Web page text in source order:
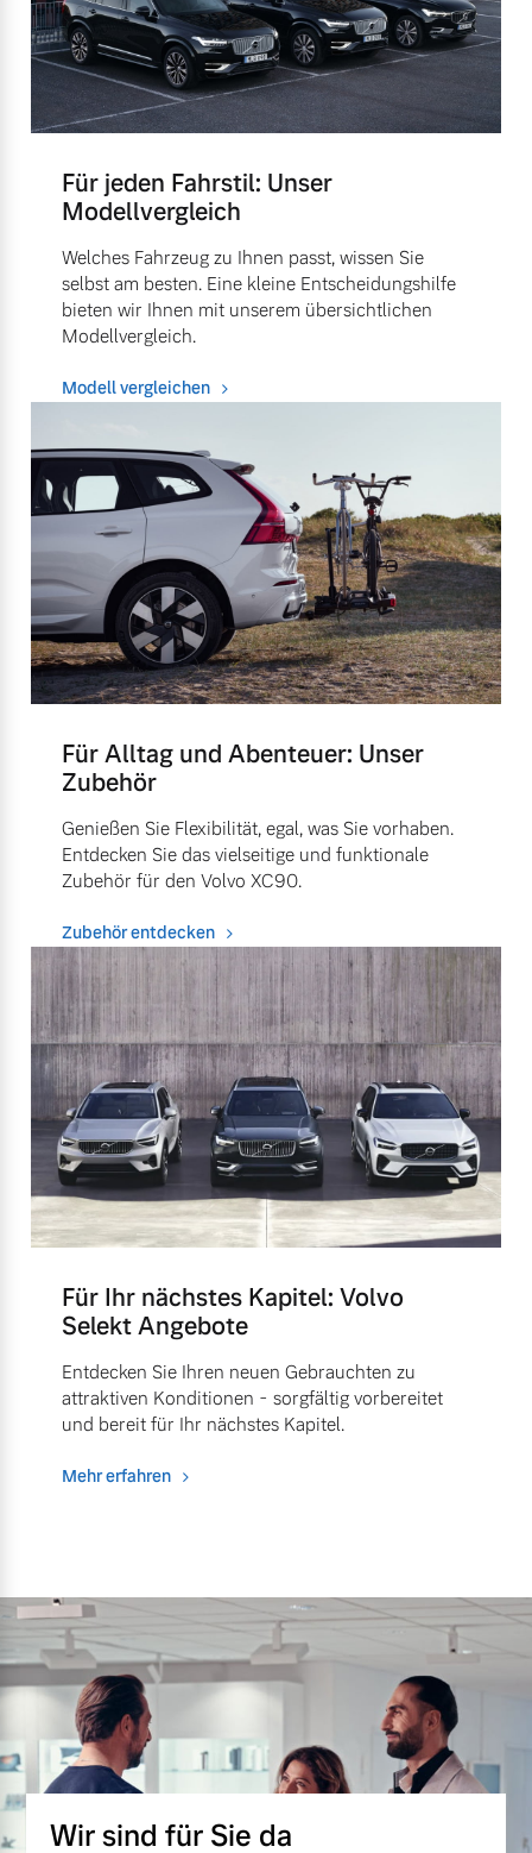
Für jeden Fahrstil: Unser
Modellvergleich
Welches Fahrzeug zu Ihnen passt, wissen Sie
selbst am besten. Eine kleine Entscheidungshilfe
bieten wir Ihnen mit unserem übersichtlichen
Modellvergleich.
Modell vergleichen
Für Alltag und Abenteuer: Unser
Zubehör
Genießen Sie Flexibilität, egal, was Sie vorhaben.
Entdecken Sie das vielseitige und funktionale
Zubehör für den Volvo XC90.
Zubehör entdecken
Für Ihr nächstes Kapitel: Volvo
Selekt Angebote
Entdecken Sie Ihren neuen Gebrauchten zu
attraktiven Konditionen - sorgfältig vorbereitet
und bereit für Ihr nächstes Kapitel.
Mehr erfahren
Wir sind für Sie da